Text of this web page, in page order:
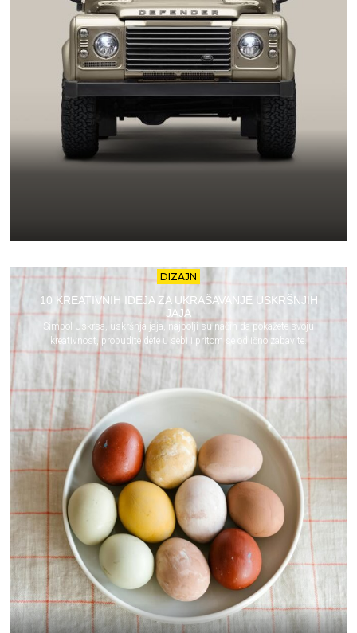
DIZAJN
10 KREATIVNIH IDEJA ZA UKRAŠAVANJE USKRŠNJIH
JAJA
Simbol Uskrsa, uskršnja jaja, najbolji su način da pokažete svoju
kreativnost, probudite dete u sebi i pritom se odlično zabavite.